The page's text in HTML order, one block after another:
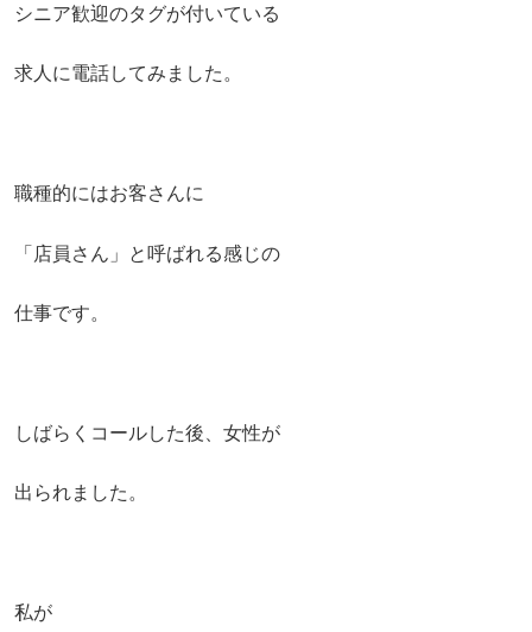
シニア歓迎のタグが付いている
求人に電話してみました。
職種的にはお客さんに
「店員さん」と呼ばれる感じの
仕事です。
しばらくコールした後、女性が
出られました。
私が